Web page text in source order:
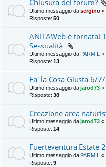
Chiusura del forum?
Ultimo messaggio da sergino «
Risposte: 50
ANITAWeb è tornata!
Sessualità.
Ultimo messaggio da PARMIL «
Risposte: 13
Fa' la Cosa Giusta 6/
Ultimo messaggio da jarod73 «
Risposte: 38
Creazione area
Ultimo messaggio da jarod73 «
Risposte: 14
Fuerteventura Estate
Ultimo messaggio da PARMIL «
Risposte: 9